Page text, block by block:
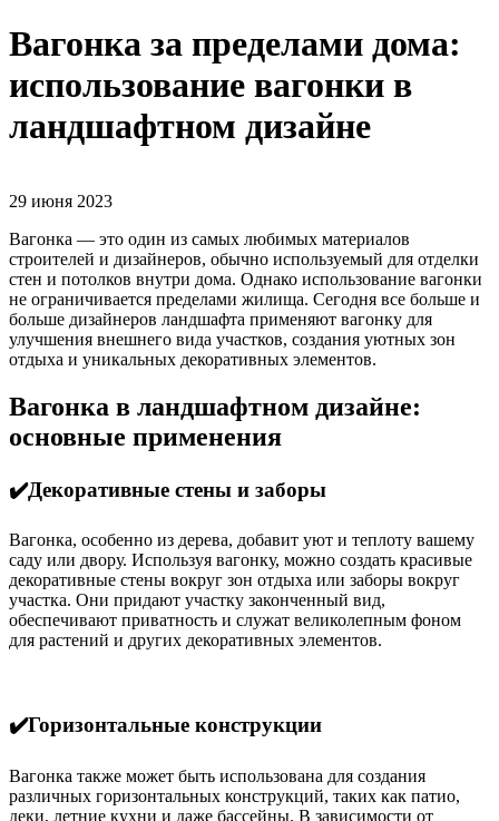
Вагонка за пределами дома:
использование вагонки в
ландшафтном дизайне
29 июня 2023
Вагонка — это один из самых любимых материалов
строителей и дизайнеров, обычно используемый для отделки
стен и потолков внутри дома. Однако использование вагонки
не ограничивается пределами жилища. Сегодня все больше и
больше дизайнеров ландшафта применяют вагонку для
улучшения внешнего вида участков, создания уютных зон
отдыха и уникальных декоративных элементов.
Вагонка в ландшафтном дизайне:
основные применения
✔️Декоративные стены и заборы
Вагонка, особенно из дерева, добавит уют и теплоту вашему
саду или двору. Используя вагонку, можно создать красивые
декоративные стены вокруг зон отдыха или заборы вокруг
участка. Они придают участку законченный вид,
обеспечивают приватность и служат великолепным фоном
для растений и других декоративных элементов.
✔️Горизонтальные конструкции
Вагонка также может быть использована для создания
различных горизонтальных конструкций, таких как патио,
деки, летние кухни и даже бассейны. В зависимости от